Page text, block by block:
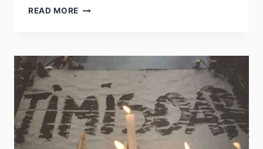
READ MORE DECEMBRIE
DE
ANI.
AI
VOIE
SĂ
UIȚI
!